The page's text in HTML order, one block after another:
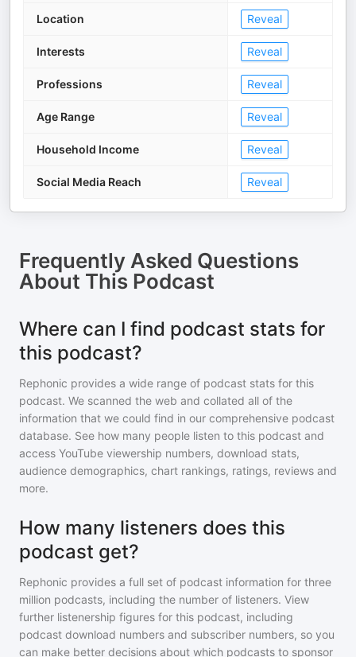
Location Reveal
Interests Reveal
Professions Reveal
Age Range Reveal
Household Income Reveal
Social Media Reach Reveal
Frequently Asked Questions
About This Podcast
Where can I find podcast stats for
this podcast?
Rephonic provides a wide range of podcast stats for this
podcast. We scanned the web and collated all of the
information that we could find in our comprehensive podcast
database. See how many people listen to this podcast and
access YouTube viewership numbers, download stats,
audience demographics, chart rankings, ratings, reviews and
more.
How many listeners does this
podcast get?
Rephonic provides a full set of podcast information for three
million podcasts, including the number of listeners. View
further listenership figures for this podcast, including
podcast download numbers and subscriber numbers, so you
can make better decisions about which podcasts to sponsor